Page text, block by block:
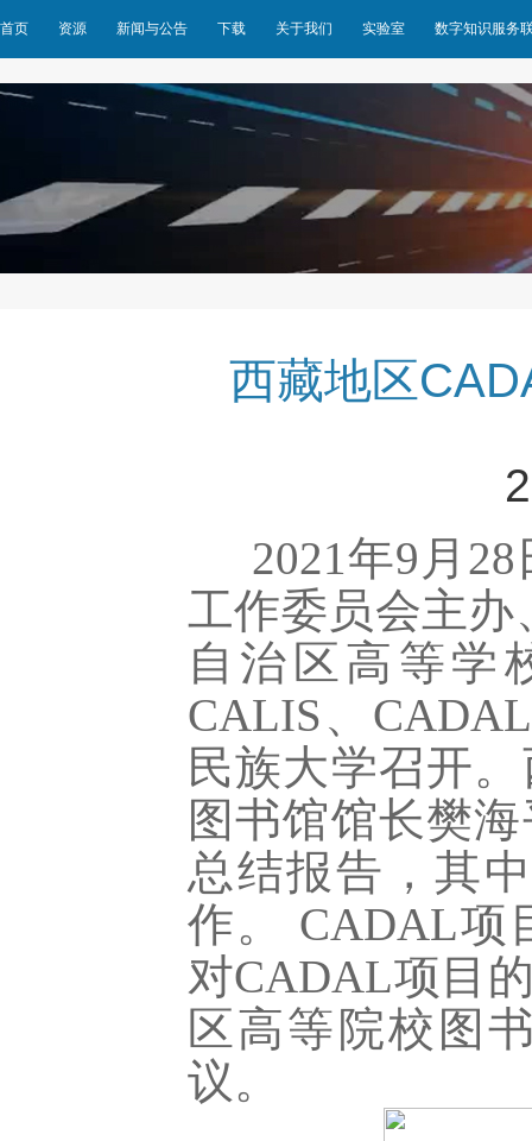
首页 资源 新闻与公告 下载 关于我们 实验室 数字知识服务
西藏地区
2021年9月
工作委员会主办
自治区高等学
CALIS、
民族大学召开
图书馆馆长樊
总结报告，其
作。 CADAL项
对CADAL项目
区高等院校图
议。